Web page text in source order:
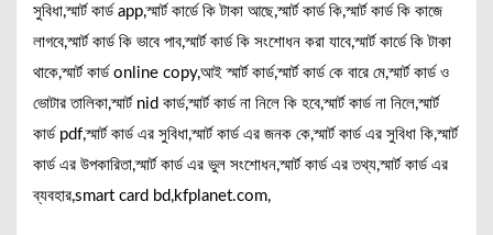
সুবিধা,স্মার্ট কার্ড app,স্মার্ট কার্ডে কি টাকা আছে,স্মার্ট কার্ড কি,স্মার্ট কার্ড কি কাজে
লাগবে,স্মার্ট কার্ড কি ভাবে পাব,স্মার্ট কার্ড কি সংশোধন করা যাবে,স্মার্ট কার্ডে কি টাকা
থাকে,স্মার্ট কার্ড online copy,আই স্মার্ট কার্ড,স্মার্ট কার্ড কে বারে মে,স্মার্ট কার্ড ও
ভোটার তালিকা,স্মার্ট nid কার্ড,স্মার্ট কার্ড না নিলে কি হবে,স্মার্ট কার্ড না নিলে,স্মার্ট
কার্ড pdf,স্মার্ট কার্ড এর সুবিধা,স্মার্ট কার্ড এর জনক কে,স্মার্ট কার্ড এর সুবিধা কি,স্মার্ট
কার্ড এর উপকারিতা,স্মার্ট কার্ড এর ভুল সংশোধন,স্মার্ট কার্ড এর তথ্য,স্মার্ট কার্ড এর
ব্যবহার,smart card bd,kfplanet.com,